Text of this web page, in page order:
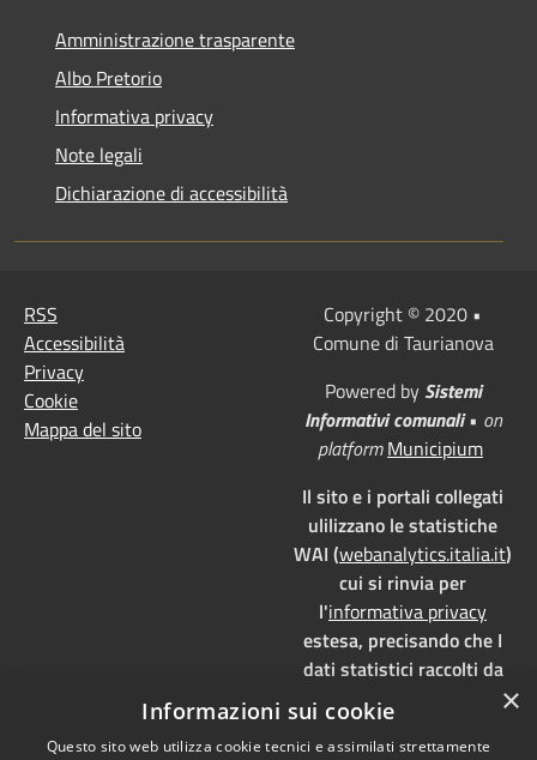
Amministrazione trasparente
Albo Pretorio
Informativa privacy
Note legali
Dichiarazione di accessibilità
RSS
Accessibilità
Privacy
Cookie
Mappa del sito
Copyright © 2020 •
Comune di Taurianova
Powered by Sistemi
Informativi comunali• on
platform Municipium
Il sito e i portali collegati
ulilizzano le statistiche
WAI (webanalytics.italia.it)
cui si rinvia per
l'informativa privacy
estesa, precisando che I
dati statistici raccolti da
WAI vengono memorizzati
su server dedicati,
×
Informazioni sui cookie
Questo sito web utilizza cookie tecnici e assimilati strettamente